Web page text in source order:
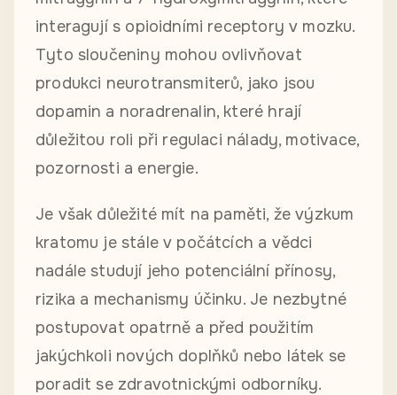
interagují s opioidními receptory v mozku.
Tyto sloučeniny mohou ovlivňovat
produkci neurotransmiterů, jako jsou
dopamin a noradrenalin, které hrají
důležitou roli při regulaci nálady, motivace,
pozornosti a energie.
Je však důležité mít na paměti, že výzkum
kratomu je stále v počátcích a vědci
nadále studují jeho potenciální přínosy,
rizika a mechanismy účinku. Je nezbytné
postupovat opatrně a před použitím
jakýchkoli nových doplňků nebo látek se
poradit se zdravotnickými odborníky.